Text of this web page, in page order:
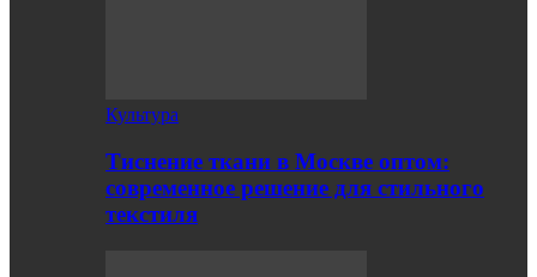
Культура
Тиснение ткани в Москве оптом:
современное решение для стильного
текстиля